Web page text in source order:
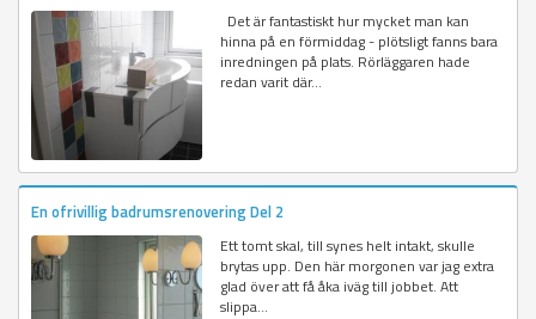
Det är fantastiskt hur mycket man kan
hinna på en förmiddag - plötsligt fanns bara
inredningen på plats. Rörläggaren hade
redan varit där...
En ofrivillig badrumsrenovering Del 2
Ett tomt skal, till synes helt intakt, skulle
brytas upp. Den här morgonen var jag extra
glad över att få åka iväg till jobbet. Att
slippa...